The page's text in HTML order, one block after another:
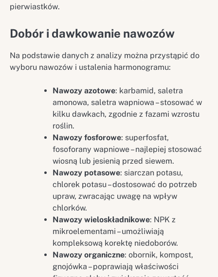
pierwiastków.
Dobór i dawkowanie nawozów
Na podstawie danych z analizy można przystąpić do
wyboru nawozów i ustalenia harmonogramu:
Nawozy azotowe: karbamid, saletra
amonowa, saletra wapniowa – stosować w
kilku dawkach, zgodnie z fazami wzrostu
roślin.
Nawozy fosforowe: superfosfat,
fosoforany wapniowe – najlepiej stosować
wiosną lub jesienią przed siewem.
Nawozy potasowe: siarczan potasu,
chlorek potasu – dostosować do potrzeb
upraw, zwracając uwagę na wpływ
chlorków.
Nawozy wieloskładnikowe: NPK z
mikroelementami – umożliwiają
kompleksową korektę niedoborów.
Nawozy organiczne: obornik, kompost,
gnojówka – poprawiają właściwości